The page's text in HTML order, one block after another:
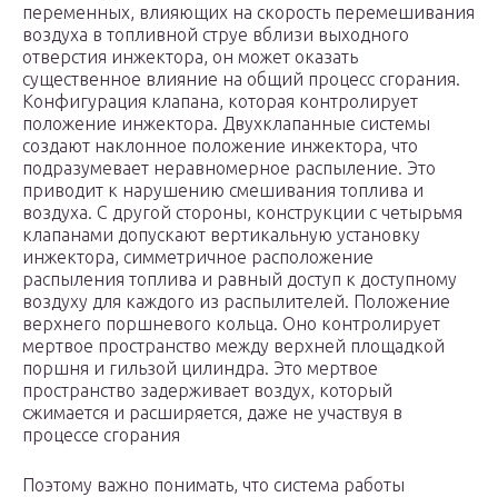
переменных, влияющих на скорость перемешивания
воздуха в топливной струе вблизи выходного
отверстия инжектора, он может оказать
существенное влияние на общий процесс сгорания.
Конфигурация клапана, которая контролирует
положение инжектора. Двухклапанные системы
создают наклонное положение инжектора, что
подразумевает неравномерное распыление. Это
приводит к нарушению смешивания топлива и
воздуха. С другой стороны, конструкции с четырьмя
клапанами допускают вертикальную установку
инжектора, симметричное расположение
распыления топлива и равный доступ к доступному
воздуху для каждого из распылителей. Положение
верхнего поршневого кольца. Оно контролирует
мертвое пространство между верхней площадкой
поршня и гильзой цилиндра. Это мертвое
пространство задерживает воздух, который
сжимается и расширяется, даже не участвуя в
процессе сгорания
Поэтому важно понимать, что система работы